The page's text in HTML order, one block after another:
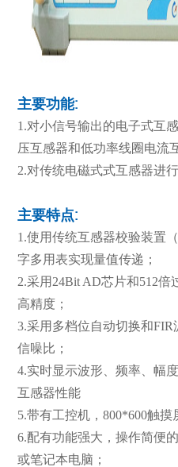
主要功能:
1.对小信号输出的电子式互
压互感器和低功率线圈电流
2.对传统电磁式式互感器进行
主要特点:
1.使用传统互感器校验装置
字多用表实现量值传递；
2.采用24Bit AD芯片和512
高精度；
3.采用多档位自动切换和
信噪比；
4.实时显示波形、频率、幅
互感器性能
5.带有工控机，800*600触摸
6.配有功能强大，操作简便
或笔记本电脑；